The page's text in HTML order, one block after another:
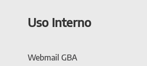
Uso Interno
Webmail GBA